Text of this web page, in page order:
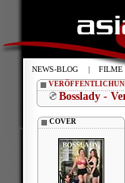
NEWS-BLOG | FILME
Bosslady -
COVER